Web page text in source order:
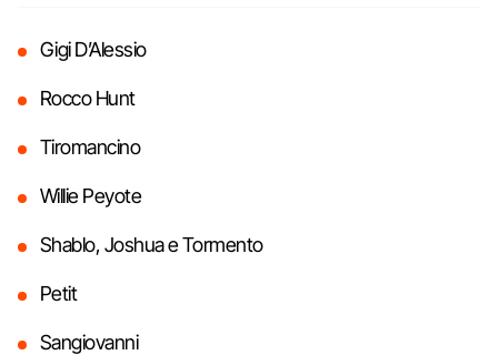
Gigi D’Alessio
Rocco Hunt
Tiromancino
Willie Peyote
Shablo, Joshua e Tormento
Petit
Sangiovanni